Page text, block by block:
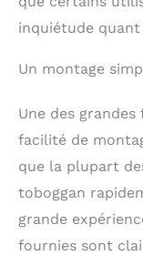
inquiétude
Un montage
Une des
facilité de
que la plupart
toboggan
grande
fournies sont